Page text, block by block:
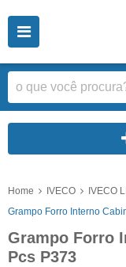
Home IVECO
IVECO
Grampo Forro Interno
Grampo Forro
Pcs P373